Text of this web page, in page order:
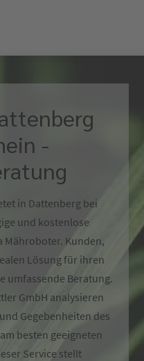
-
in Dattenberg bei
und kostenlose
Mähroboter. Kunden,
Lösung für ihren
umfassende Beratung.
GmbH analysieren
Gegebenheiten des
besten geeigneten
Service stellt